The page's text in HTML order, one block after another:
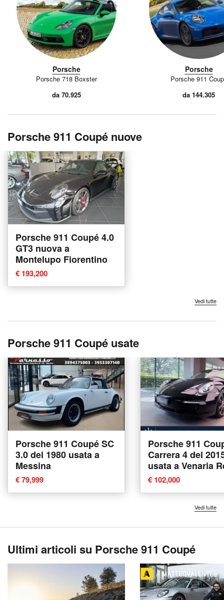
Porsche
Porsche 718 Boxster
da 70.925
Porsche
Porsche 911
da 144.305
Porsche 911 Coupé nuove
Porsche 911 Coupé 4.0
GT3 nuova a
Montelupo Fiorentino
€ 193,200
Vedi tutte
Porsche 911 Coupé usate
Porsche 911 Coupé SC
3.0 del 1980 usata a
Messina
€ 79,999
Porsche 911
Carrera 4 del
usata a Venaria
€ 102,000
Vedi tutte
Ultimi articoli su Porsche 911 Coupé